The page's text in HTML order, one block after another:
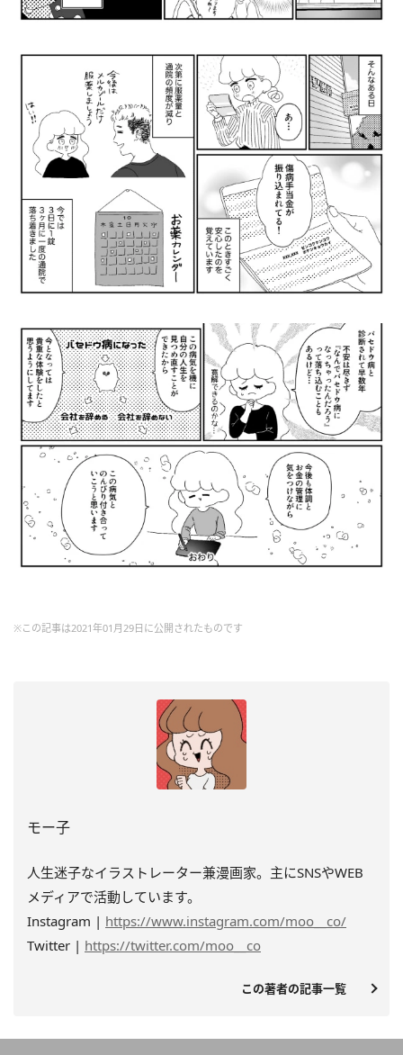
※この記事は2021年01月29日に公開されたものです
モー子
人生迷子なイラストレーター兼漫画家。主にSNSやWEB
メディアで活動しています。
Instagram | https://www.instagram.com/moo__co/
Twitter | https://twitter.com/moo__co
この著者の記事一覧